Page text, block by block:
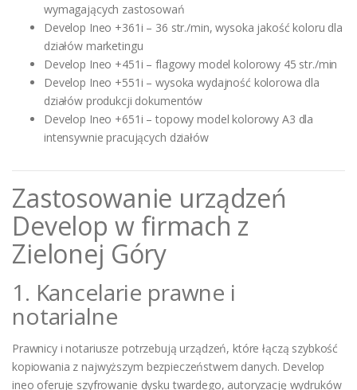
wymagających zastosowań
Develop Ineo +361i – 36 str./min, wysoka jakość koloru dla
działów marketingu
Develop Ineo +451i – flagowy model kolorowy 45 str./min
Develop Ineo +551i – wysoka wydajność kolorowa dla
działów produkcji dokumentów
Develop Ineo +651i – topowy model kolorowy A3 dla
intensywnie pracujących działów
Zastosowanie urządzeń
Develop w firmach z
Zielonej Góry
1. Kancelarie prawne i
notarialne
Prawnicy i notariusze potrzebują urządzeń, które łączą szybkość
kopiowania z najwyższym bezpieczeństwem danych. Develop
ineo oferuje szyfrowanie dysku twardego, autoryzację wydruków